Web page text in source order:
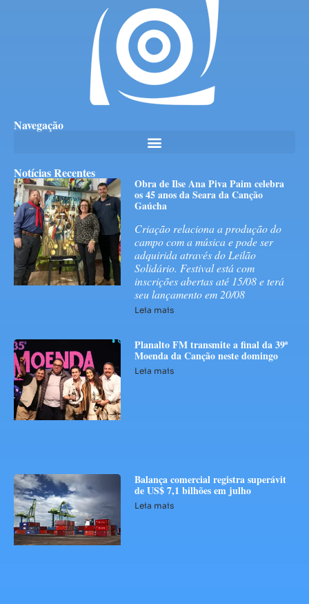
Navegação
Notícias Recentes
Obra de Ilse Ana Piva Paim celebra
os 45 anos da Seara da Canção
Gaúcha
Criação relaciona a produção do
campo com a música e pode ser
adquirida através do Leilão
Solidário. Festival está com
inscrições abertas até 15/08 e terá
seu lançamento em 20/08
Leia mais
Planalto FM transmite a final da 39ª
Moenda da Canção neste domingo
Leia mais
Balança comercial registra superávit
de US$ 7,1 bilhões em julho
Leia mais